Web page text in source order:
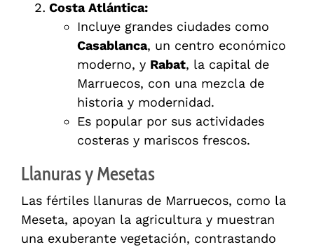
Costa Atlántica:
Incluye grandes ciudades como
Casablanca, un centro económico
moderno, y Rabat, la capital de
Marruecos, con una mezcla de
historia y modernidad.
Es popular por sus actividades
costeras y mariscos frescos.
Llanuras y Mesetas
Las fértiles llanuras de Marruecos, como la
Meseta, apoyan la agricultura y muestran
una exuberante vegetación, contrastando